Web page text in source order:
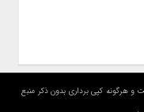
هرگونه کپی برداری بدون ذکر منبع